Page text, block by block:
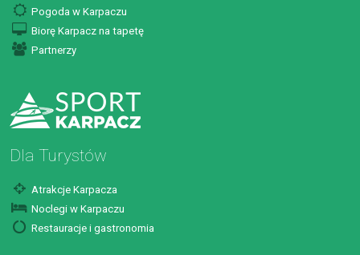
Pogoda w Karpaczu
Biorę Karpacz na tapetę
Partnerzy
Dla Turystów
Atrakcje Karpacza
Noclegi w Karpaczu
Restauracje i gastronomia